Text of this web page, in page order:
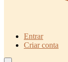
Entrar
Criar conta